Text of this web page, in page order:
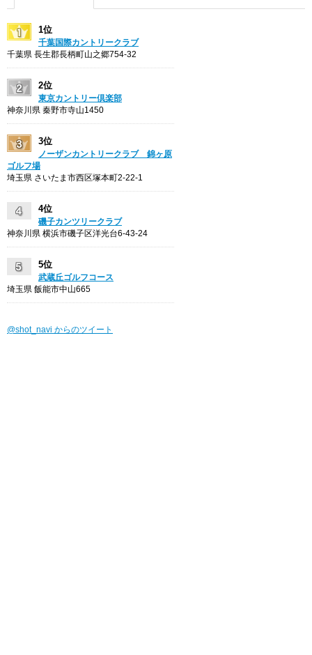
1位
千葉国際カントリークラブ
千葉県 長生郡長柄町山之郷754-32
2位
東京カントリー倶楽部
神奈川県 秦野市寺山1450
3位
ノーザンカントリークラブ 錦ヶ原
ゴルフ場
埼玉県 さいたま市西区塚本町2-22-1
4位
磯子カンツリークラブ
神奈川県 横浜市磯子区洋光台6-43-24
5位
武蔵丘ゴルフコース
埼玉県 飯能市中山665
@shot_navi からのツイート